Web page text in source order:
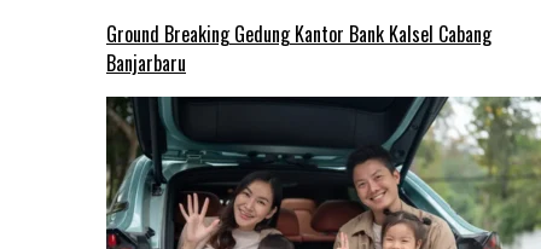
Ground Breaking Gedung Kantor Bank Kalsel Cabang
Banjarbaru